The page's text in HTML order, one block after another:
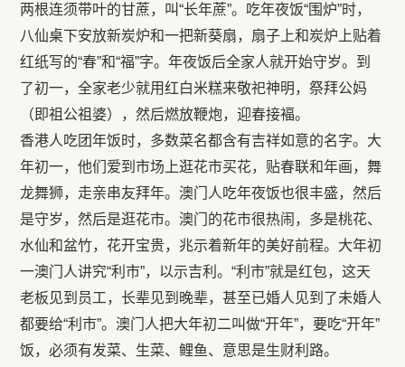
两根连须带叶的甘蔗，叫“长年蔗”。吃年夜饭“围炉”时，
八仙桌下安放新炭炉和一把新葵扇，扇子上和炭炉上贴着
红纸写的“春”和“福”字。年夜饭后全家人就开始守岁。到
了初一，全家老少就用红白米糕来敬祀神明，祭拜公妈
（即祖公祖婆），然后燃放鞭炮，迎春接褔。
香港人吃团年饭时，多数菜名都含有吉祥如意的名字。大
年初一，他们爱到市场上逛花市买花，贴春联和年画，舞
龙舞狮，走亲串友拜年。澳门人吃年夜饭也很丰盛，然后
是守岁，然后是逛花市。澳门的花市很热闹，多是桃花、
水仙和盆竹，花开宝贵，兆示着新年的美好前程。大年初
一澳门人讲究“利市”，以示吉利。“利市”就是红包，这天
老板见到员工，长辈见到晚辈，甚至已婚人见到了未婚人
都要给“利市”。澳门人把大年初二叫做“开年”，要吃“开年”
饭，必须有发菜、生菜、鲤鱼、意思是生财利路。